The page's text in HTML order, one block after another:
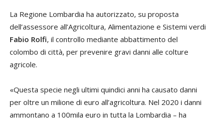
La Regione Lombardia ha autorizzato, su proposta
dell’assessore all’Agricoltura, Alimentazione e Sistemi verdi
Fabio Rolfi, il controllo mediante abbattimento del
colombo di città, per prevenire gravi danni alle colture
agricole.
«Questa specie negli ultimi quindici anni ha causato danni
per oltre un milione di euro all’agricoltura. Nel 2020 i danni
ammontano a 100mila euro in tutta la Lombardia – ha